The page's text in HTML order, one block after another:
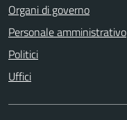
Organi di governo
Personale amministrativo
Politici
Uffici